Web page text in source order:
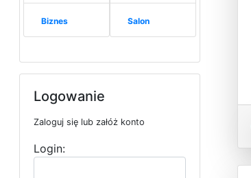
Biznes Salon
Logowanie
Zaloguj się lub załóż konto
Login: